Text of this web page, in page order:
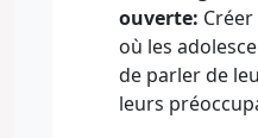
ouverte:
où les
de parler de
leurs